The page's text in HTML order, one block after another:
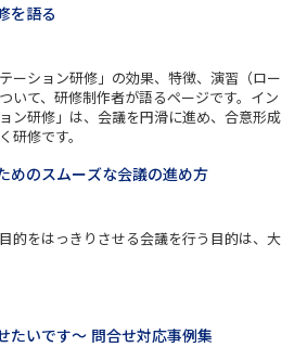
を語る
ーション研修」の効果、特徴、演習（ロー
いて、研修制作者が語るページです。イン
ン研修」は、会議を円滑に進め、合意形成
研修です。
めのスムーズな会議の進め方
的をはっきりさせる会議を行う目的は、大
たいです～ 問合せ対応事例集